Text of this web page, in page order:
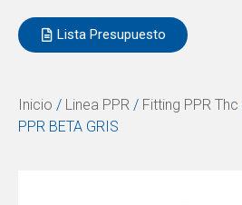
Lista Presupuesto
Inicio / Linea PPR / Fitting PPR Thc
PPR BETA GRIS